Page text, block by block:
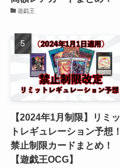
遊戯王
【2024年1月制限】リミッ
トレギュレーション予想！
禁止制限カードまとめ！
【遊戯王OCG】